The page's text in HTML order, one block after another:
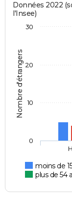
Nombre d'étrangers
Données 2022
l'Insee)
moins de
plus de 54
0
10
20
30